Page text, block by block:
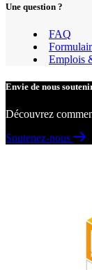
Une question ?
FAQ
Emplois
Envie de nous
Découvrez
Soutenez-nous